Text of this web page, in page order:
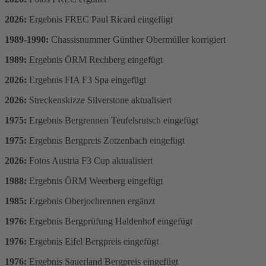
2026: Ergebnis FREC Paul Ricard eingefügt
1989-1990: Chassisnummer Günther Obermüller korrigiert
1989: Ergebnis ÖRM Rechberg eingefügt
2026: Ergebnis FIA F3 Spa eingefügt
2026: Streckenskizze Silverstone aktualisiert
1975: Ergebnis Bergrennen Teufelsrutsch eingefügt
1975: Ergebnis Bergpreis Zotzenbach eingefügt
2026: Fotos Austria F3 Cup aktualisiert
1988: Ergebnis ÖRM Weerberg eingefügt
1985: Ergebnis Oberjochrennen ergänzt
1976: Ergebnis Bergprüfung Haldenhof eingefügt
1976: Ergebnis Eifel Bergpreis eingefügt
1976: Ergebnis Sauerland Bergpreis eingefügt